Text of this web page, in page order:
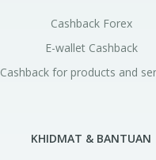
Cashback Forex
E-wallet Cashback
Cashback for products and
KHIDMAT & BANTUAN